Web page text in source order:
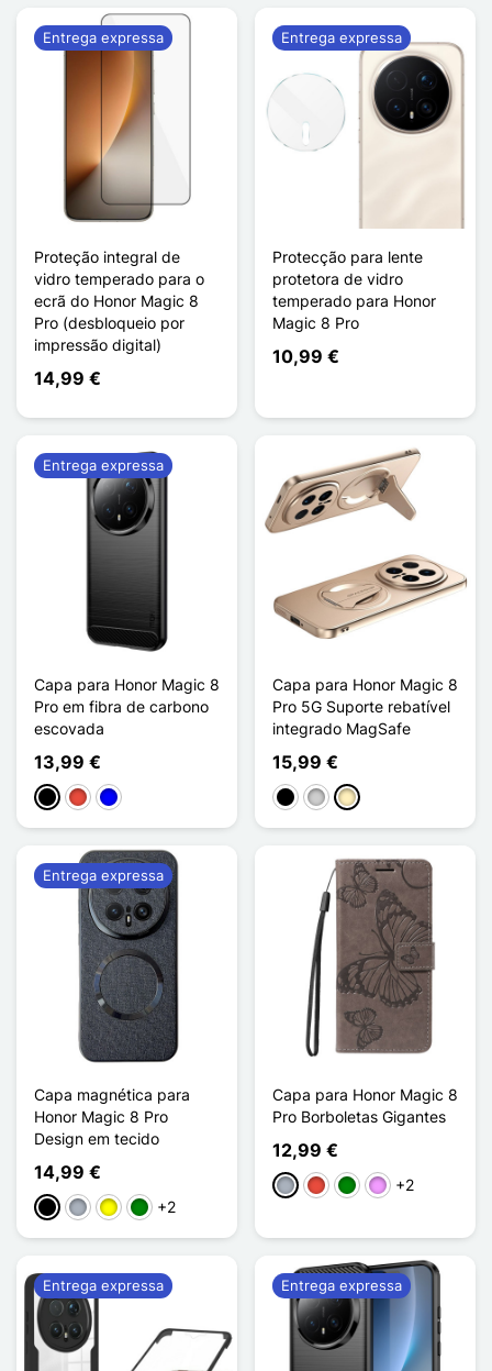
Proteção integral de
vidro temperado para o
ecrã do Honor Magic 8
Pro (desbloqueio por
impressão digital)
14,99 €
Entrega expressa
Protecção para lente
protetora de vidro
temperado para Honor
Magic 8 Pro
10,99 €
Entrega expressa
Capa para Honor Magic 8
Pro em fibra de carbono
escovada
13,99 €
PretoVermelho
Azul
Entrega expressa
Capa para Honor Magic 8
Pro 5G Suporte rebatível
integrado MagSafe
15,99 €
PretoPrataOuro
Capa magnética para
Honor Magic 8 Pro
Design em tecido
14,99 €
PretoCinzento
AmareloVerde
+2
Entrega expressa
Capa para Honor Magic 8
Pro Borboletas Gigantes
12,99 €
CinzentoVermelho
VerdeVioleta ligeira
+2
Entrega expressa Entrega expressa